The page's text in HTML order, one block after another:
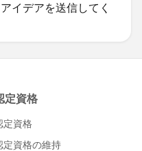
イデアを送信してく